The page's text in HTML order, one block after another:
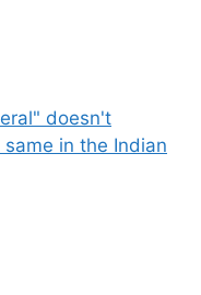
doesn't
in the Indian